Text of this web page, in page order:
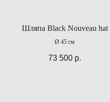
Шляпа Black Nouveau hat
Ø 45 см
73 500 р.